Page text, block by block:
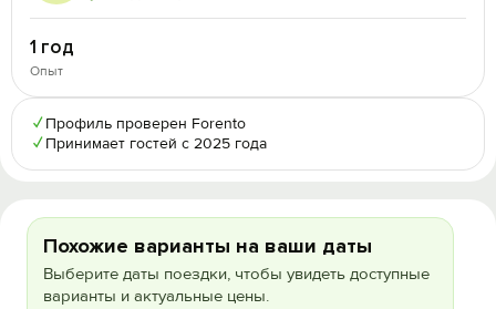
1 год
Опыт
✓ Профиль проверен Forento
✓ Принимает гостей с 2025 года
Похожие варианты на ваши даты
Выберите даты поездки, чтобы увидеть доступные
варианты и актуальные цены.